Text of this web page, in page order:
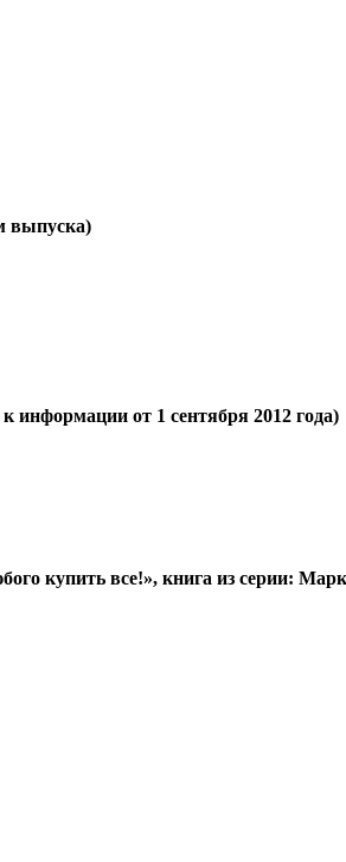
выпуска)
информации от 1 сентября 2012 года)
купить все!», книга из серии: